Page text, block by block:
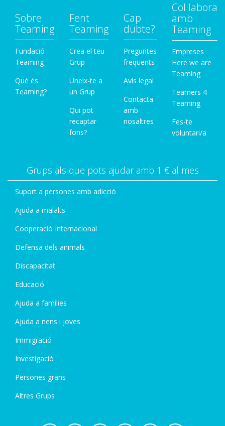
Sobre
Teaming
Fundació
Teaming
Què és
Teaming?
Fent
Teaming
Crea el teu
Grup
Uneix-te a
un Grup
Qui pot
recaptar
fons?
Cap
dubte?
Preguntes
freqüents
Avís legal
Contacta
amb
nosaltres
Col·labora
amb
Teaming
Empreses
Here we are
Teaming
Teamers 4
Teaming
Fes-te
voluntari/a
Grups als que pots ajudar amb 1 € al mes
Suport a persones amb adicció
Ajuda a malalts
Cooperació Internacional
Defensa dels animals
Discapacitat
Educació
Ajuda a families
Ajuda a nens i joves
Immigració
Investigació
Persones grans
Altres Grups